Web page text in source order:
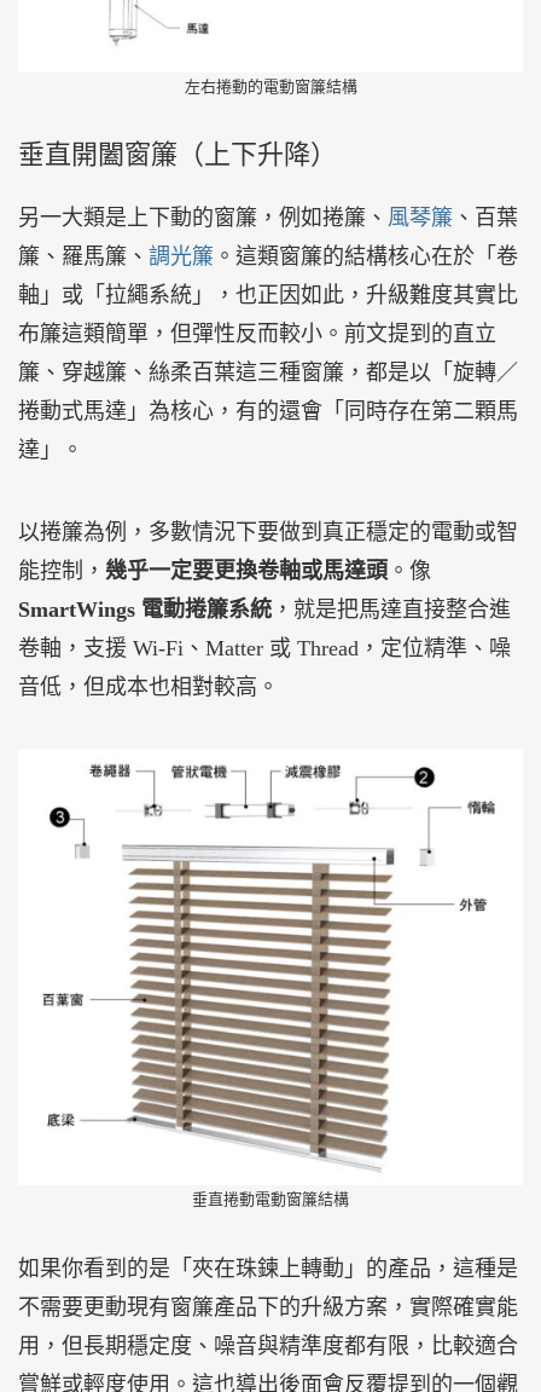
左右捲動的電動窗簾結構
垂直開闔窗簾（上下升降）
另一大類是上下動的窗簾，例如捲簾、 風琴簾 、百葉
簾、羅馬簾、 調光簾 。這類窗簾的結構核心在於「卷
軸」或「拉繩系統」，也正因如此，升級難度其實比
布簾這類簡單，但彈性反而較小。前文提到的直立
簾、穿越簾、絲柔百葉這三種窗簾，都是以「旋轉／
捲動式馬達」為核心，有的還會「同時存在第二顆馬
達」。
以捲簾為例，多數情況下要做到真正穩定的電動或智
能控制， 幾乎一定要更換卷軸或馬達頭 。像
SmartWings 電動捲簾系統 ，就是把馬達直接整合進
卷軸，支援 Wi-Fi、Matter 或 Thread，定位精準、噪
音低，但成本也相對較高。
垂直捲動電動窗簾結構
如果你看到的是「夾在珠鍊上轉動」的產品，這種是
不需要更動現有窗簾產品下的升級方案，實際確實能
用，但長期穩定度、噪音與精準度都有限，比較適合
嘗鮮或輕度使用。這也導出後面會反覆提到的一個觀